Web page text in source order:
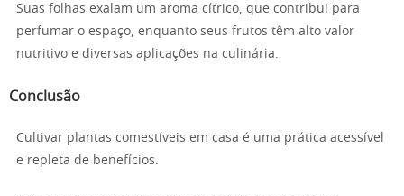
Suas folhas exalam um aroma cítrico, que contribui para
perfumar o espaço, enquanto seus frutos têm alto valor
nutritivo e diversas aplicações na culinária.
Conclusão
Cultivar plantas comestíveis em casa é uma prática acessível
e repleta de benefícios.